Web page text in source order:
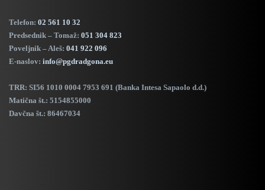
Telefon: 02 561 10 32
Predsednik – Tomaž: 051 304 823
Poveljnik – Aleš: 041 922 096
E-naslov: info@pgdradgona.eu
TRR: SI56 1010 0004 7953 691 (Banka Intesa Sapaolo d.d.)
Matična št.: 5154855000
Davčna št.: 86467034